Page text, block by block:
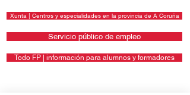
Xunta | Centros y especialidades en la provincia de A Coruña
Servicio público de empleo
Todo FP | información para alumnos y formadores